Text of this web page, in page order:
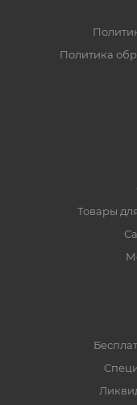
Политика
Товары